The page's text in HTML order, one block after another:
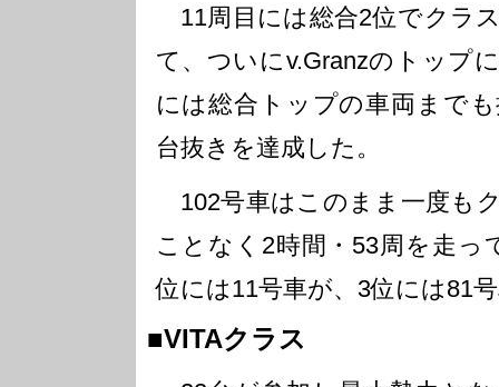
11周目には総合2位でクラ
て、ついにv.Granzのトップ
には総合トップの車両まで
台抜きを達成した。
102号車はこのまま一度も
ことなく2時間・53周を走っ
位には11号車が、3位には81
■VITAクラス